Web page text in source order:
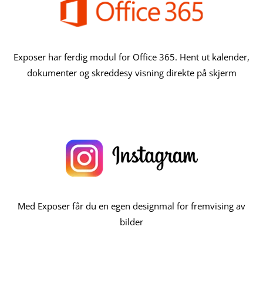
Exposer har ferdig modul for Office 365. Hent ut kalender,
dokumenter og skreddesy visning direkte på skjerm
Med Exposer får du en egen designmal for fremvising av
bilder